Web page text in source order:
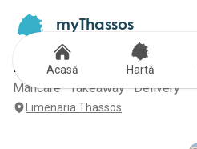
myThassos
NISOS Greek Cuisine
Mâncare · Takeaway · Delivery
Limenaria Thassos
Acasă Hartă